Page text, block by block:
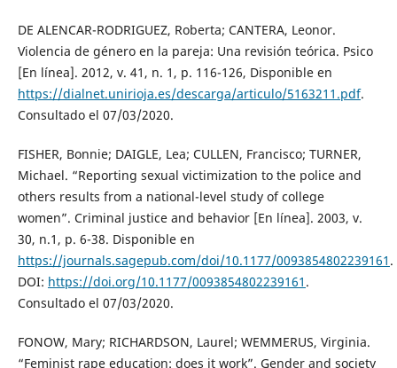
DE ALENCAR-RODRIGUEZ, Roberta; CANTERA, Leonor.
Violencia de género en la pareja: Una revisión teórica. Psico
[En línea]. 2012, v. 41, n. 1, p. 116-126, Disponible en
https://dialnet.unirioja.es/descarga/articulo/5163211.pdf.
Consultado el 07/03/2020.
FISHER, Bonnie; DAIGLE, Lea; CULLEN, Francisco; TURNER,
Michael. “Reporting sexual victimization to the police and
others results from a national-level study of college
women”. Criminal justice and behavior [En línea]. 2003, v.
30, n.1, p. 6-38. Disponible en
https://journals.sagepub.com/doi/10.1177/0093854802239161 .
DOI: https://doi.org/10.1177/0093854802239161 .
Consultado el 07/03/2020.
FONOW, Mary; RICHARDSON, Laurel; WEMMERUS, Virginia.
“Feminist rape education: does it work”. Gender and society